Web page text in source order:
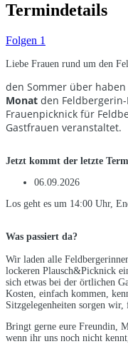
Termindetails
Folgen 1
Liebe Frauen rund um den
den Sommer über
Monat den
Frauenpicknick für
Gastfrauen veranstaltet.
Jetzt kommt der letzte
06.09.2026
Los geht es um 14:00 Uhr,
Was passiert da?
Wir laden alle
lockeren Plausch&Picknick
sich etwas bei der örtlichen
Kosten, einfach kommen,
Sitzgelegenheiten sorgen
Bringt gerne eure Freundin,
wenn ihr uns noch nicht